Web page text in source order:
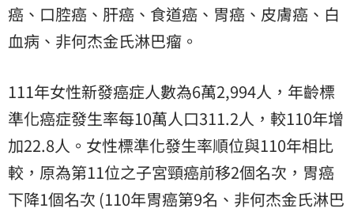
癌、口腔癌、肝癌、食道癌、胃癌、皮膚癌、白
血病、非何杰金氏淋巴瘤。
111年女性新發癌症人數為6萬2,994人，年齡標
準化癌症發生率每10萬人口311.2人，較110年增
加22.8人。女性標準化發生率順位與110年相比
較，原為第11位之子宮頸癌前移2個名次，胃癌
下降1個名次 (110年胃癌第9名、非何杰金氏淋巴